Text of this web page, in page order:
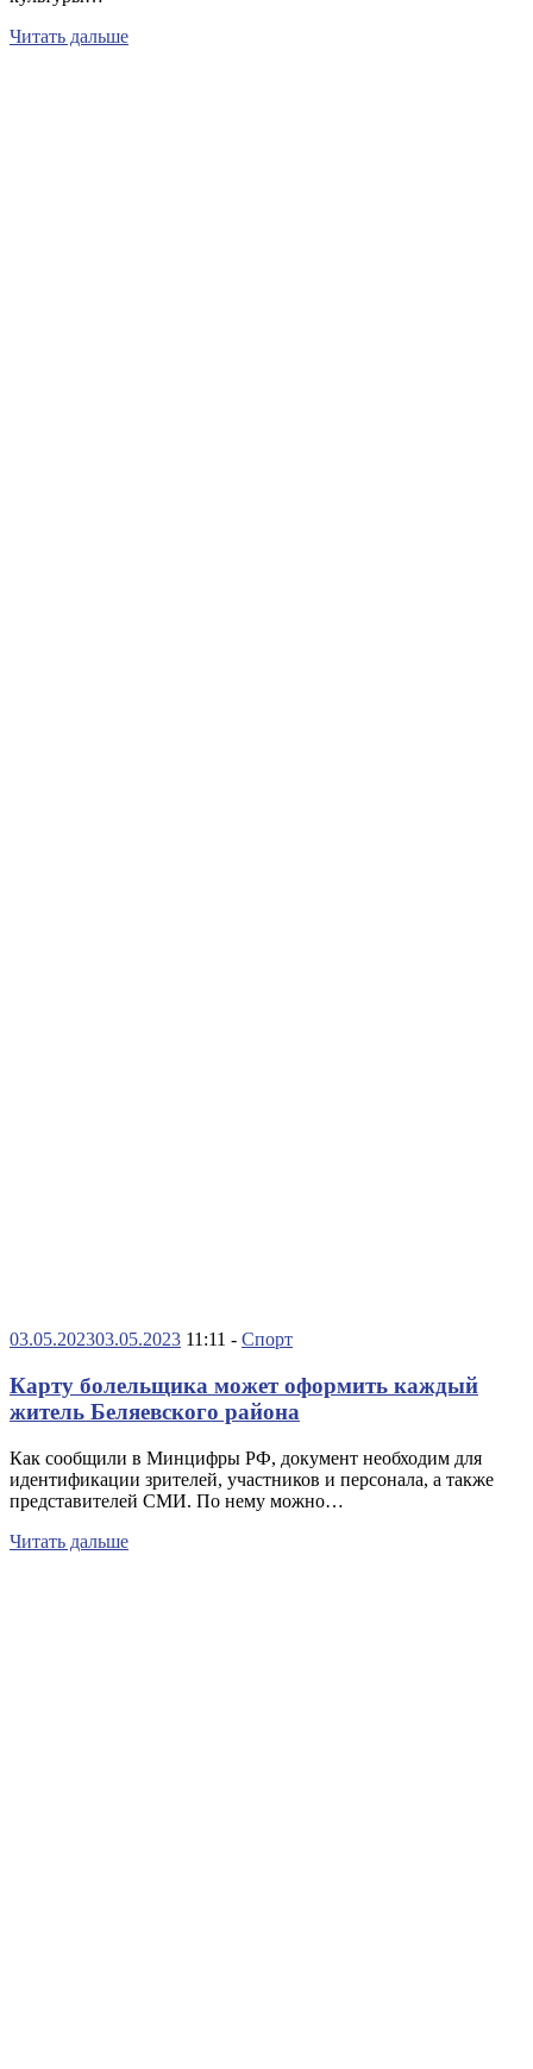
Читать дальше
03.05.202303.05.2023 11:11 - Спорт
Карту болельщика может оформить каждый
житель Беляевского района
Как сообщили в Минцифры РФ, документ необходим для
идентификации зрителей, участников и персонала, а также
представителей СМИ. По нему можно…
Читать дальше